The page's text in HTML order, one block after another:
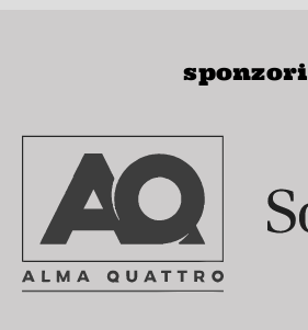
sponzori